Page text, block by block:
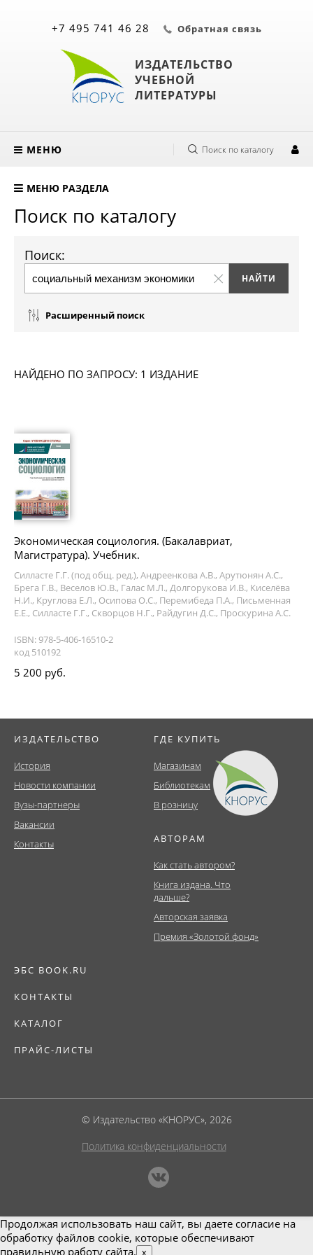
ИЗДАТЕЛЬСТВО
УЧЕБНОЙ
ЛИТЕРАТУРЫ
+7 495 741 46 28 Обратная связь
МЕНЮ Поиск по каталогу
МЕНЮ РАЗДЕЛА
Поиск по каталогу
Поиск:
Расширенный поиск
НАЙДЕНО ПО ЗАПРОСУ: 1 ИЗДАНИЕ
Экономическая социология. (Бакалавриат,
Магистратура). Учебник.
Силласте Г.Г. (под общ. ред.), Андреенкова А.В., Арутюнян А.С.,
Брега Г.В., Веселов Ю.В., Галас М.Л., Долгорукова И.В., Киселёва
Н.И., Круглова Е.Л., Осипова О.С., Перемибеда П.А., Письменная
Е.Е., Силласте Г.Г., Скворцов Н.Г., Райдугин Д.С., Проскурина А.С.
ISBN: 978-5-406-16510-2
код 510192
5 200 руб.
ИЗДАТЕЛЬСТВО
История
Новости компании
Вузы-партнеры
Вакансии
Контакты
ГДЕ КУПИТЬ
Магазинам
Библиотекам
В розницу
АВТОРАМ
Как стать автором?
Книга издана. Что
дальше?
Авторская заявка
Премия «Золотой фонд»
ЭБС BOOK.RU
КОНТАКТЫ
КАТАЛОГ
ПРАЙС-ЛИСТЫ
© Издательство «КНОРУС», 2026
Политика конфиденциальности
Продолжая использовать наш сайт, вы даете согласие на
обработку файлов cookie, которые обеспечивают
правильную работу сайта. x